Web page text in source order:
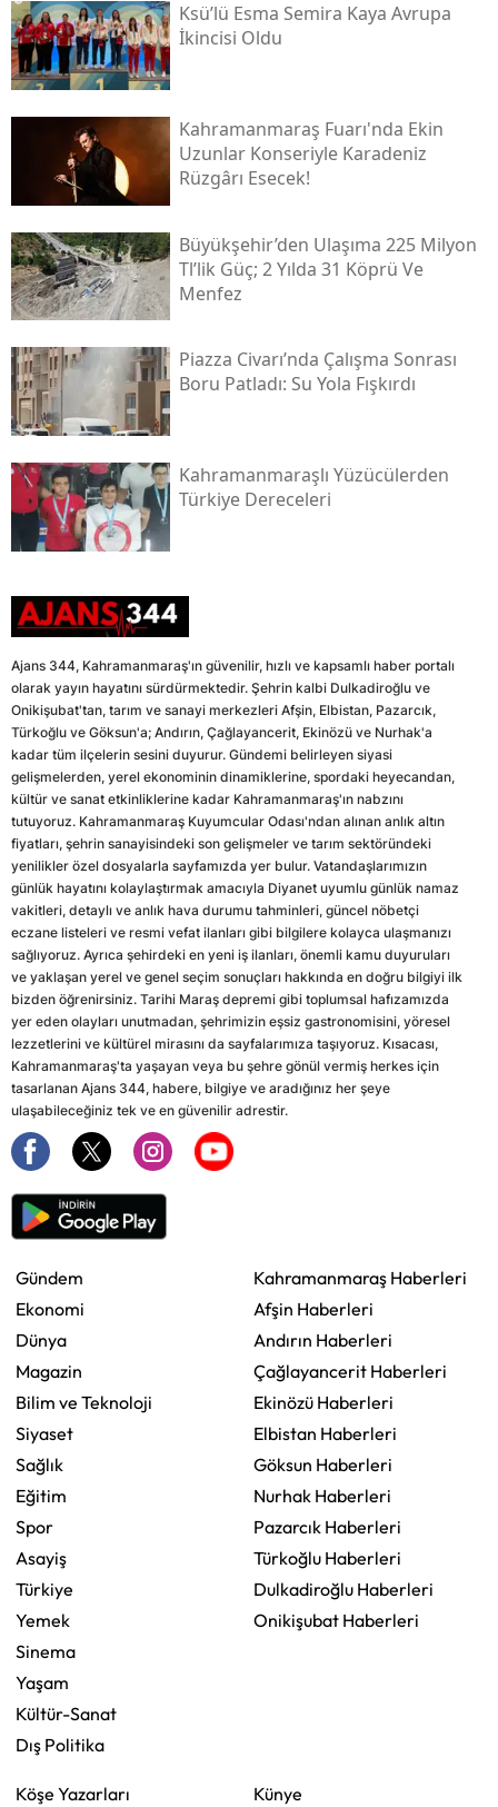
Ksü’lü Esma Semira Kaya Avrupa
İkincisi Oldu
Kahramanmaraş Fuarı'nda Ekin
Uzunlar Konseriyle Karadeniz
Rüzgârı Esecek!
Büyükşehir’den Ulaşıma 225 Milyon
Tl’lik Güç; 2 Yılda 31 Köprü Ve
Menfez
Piazza Civarı’nda Çalışma Sonrası
Boru Patladı: Su Yola Fışkırdı
Kahramanmaraşlı Yüzücülerden
Türkiye Dereceleri
Ajans 344, Kahramanmaraş'ın güvenilir, hızlı ve kapsamlı haber portalı
olarak yayın hayatını sürdürmektedir. Şehrin kalbi Dulkadiroğlu ve
Onikişubat'tan, tarım ve sanayi merkezleri Afşin, Elbistan, Pazarcık,
Türkoğlu ve Göksun'a; Andırın, Çağlayancerit, Ekinözü ve Nurhak'a
kadar tüm ilçelerin sesini duyurur. Gündemi belirleyen siyasi
gelişmelerden, yerel ekonominin dinamiklerine, spordaki heyecandan,
kültür ve sanat etkinliklerine kadar Kahramanmaraş'ın nabzını
tutuyoruz. Kahramanmaraş Kuyumcular Odası'ndan alınan anlık altın
fiyatları, şehrin sanayisindeki son gelişmeler ve tarım sektöründeki
yenilikler özel dosyalarla sayfamızda yer bulur. Vatandaşlarımızın
günlük hayatını kolaylaştırmak amacıyla Diyanet uyumlu günlük namaz
vakitleri, detaylı ve anlık hava durumu tahminleri, güncel nöbetçi
eczane listeleri ve resmi vefat ilanları gibi bilgilere kolayca ulaşmanızı
sağlıyoruz. Ayrıca şehirdeki en yeni iş ilanları, önemli kamu duyuruları
ve yaklaşan yerel ve genel seçim sonuçları hakkında en doğru bilgiyi ilk
bizden öğrenirsiniz. Tarihi Maraş depremi gibi toplumsal hafızamızda
yer eden olayları unutmadan, şehrimizin eşsiz gastronomisini, yöresel
lezzetlerini ve kültürel mirasını da sayfalarımıza taşıyoruz. Kısacası,
Kahramanmaraş'ta yaşayan veya bu şehre gönül vermiş herkes için
tasarlanan Ajans 344, habere, bilgiye ve aradığınız her şeye
ulaşabileceğiniz tek ve en güvenilir adrestir.
Gündem
Ekonomi
Dünya
Magazin
Bilim ve Teknoloji
Siyaset
Sağlık
Eğitim
Spor
Asayiş
Türkiye
Yemek
Sinema
Yaşam
Kültür-Sanat
Dış Politika
Kahramanmaraş Haberleri
Afşin Haberleri
Andırın Haberleri
Çağlayancerit Haberleri
Ekinözü Haberleri
Elbistan Haberleri
Göksun Haberleri
Nurhak Haberleri
Pazarcık Haberleri
Türkoğlu Haberleri
Dulkadiroğlu Haberleri
Onikişubat Haberleri
Köşe Yazarları Künye